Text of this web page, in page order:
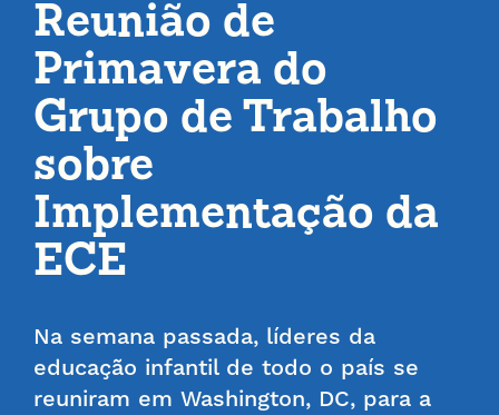
Reunião de
Primavera do
Grupo de Trabalho
sobre
Implementação da
ECE
Na semana passada, líderes da
educação infantil de todo o país se
reuniram em Washington, DC, para a